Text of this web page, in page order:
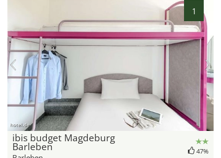
1
hotel.de
ibis budget Magdeburg
Barleben 47%